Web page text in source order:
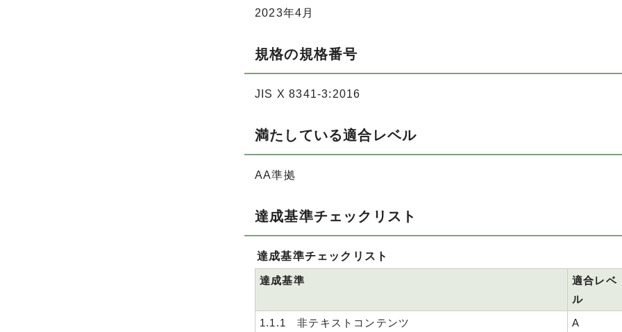
2023年4月
規格の規格番号
JIS X 8341-3:2016
満たしている適合レベル
AA準拠
達成基準チェックリスト
達成基準チェックリスト
達成基準
適合レベ
ル
1.1.1 非テキストコンテンツ A